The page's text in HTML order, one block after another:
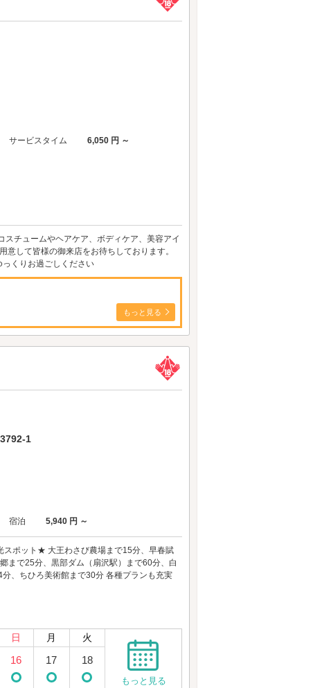
サービスタイム
6,050 円 ～
チュームやヘアケア、ボディケア、美容アイ
して皆様の御来店をお待ちしております。
くりお過ごしください
もっと見る
1
宿泊 5,940 円 ～
スポット★ 大王わさび農場まで15分、早春賦
まで25分、黒部ダム（扇沢駅）まで60分、白
、ちひろ美術館まで30分 各種プランも充実
日 月 火
16 17 18
もっと見る